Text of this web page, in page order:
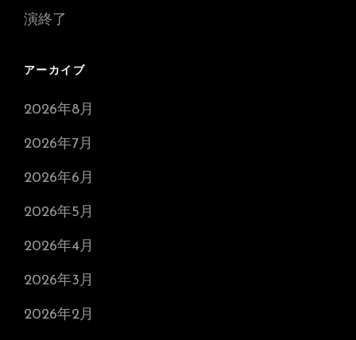
演終了
アーカイブ
2026年8月
2026年7月
2026年6月
2026年5月
2026年4月
2026年3月
2026年2月